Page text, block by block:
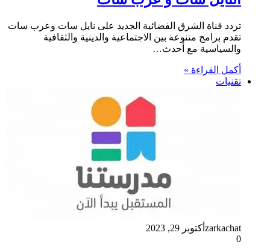
تردد قناة الشرق الفضائية الجديد على نايل سات وعرب سات
تقدم برامج متنوعة بين الاجتماعية والدينية والثقافية
والسياسية مع أحدث…
أكمل القراءة »
تقنيات
zarkachat أكتوبر 29, 2023
0